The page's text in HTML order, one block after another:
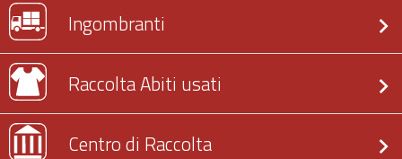
Ingombranti
Raccolta Abiti usati
Centro di Raccolta